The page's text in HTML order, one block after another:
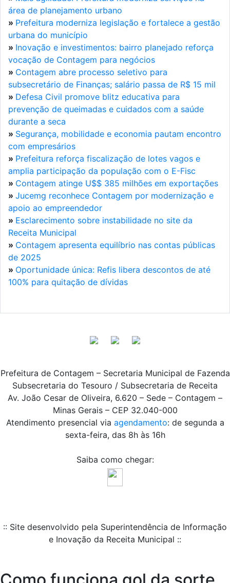
área de planejamento urbano
» Prefeitura moderniza legislação e fortalece a gestão
urbana do município
» Inovação e investimentos: bairro planejado reforça
vocação de Contagem para negócios
» Contagem abre processo seletivo para
subsecretário de Finanças; salário passa de R$ 15 mil
» Defesa Civil promove blitz educativa para
prevenção de queimadas e cuidados com a saúde
durante a seca
» Segurança, mobilidade e economia pautam encontro
com empresários
» Prefeitura reforça fiscalização de lotes vagos e
amplia participação da população com o E-Fisc
» Contagem atinge U$$ 385 milhões em exportações
» Jucemg reconhece Contagem por modernização e
apoio ao empreendedor
» Esclarecimento sobre instabilidade no site da
Receita Municipal
» Contagem apresenta equilíbrio nas contas públicas
de 2025
» Oportunidade única: Refis libera descontos de até
100% para quitação de dívidas
Prefeitura de Contagem – Secretaria Municipal de Fazenda
Subsecretaria do Tesouro / Subsecretaria de Receita
Av. João Cesar de Oliveira, 6.620 – Sede – Contagem –
Minas Gerais – CEP 32.040-000
Atendimento presencial via agendamento: de segunda a
sexta-feira, das 8h às 16h
Saiba como chegar:
:: Site desenvolvido pela Superintendência de Informação
e Inovação da Receita Municipal ::